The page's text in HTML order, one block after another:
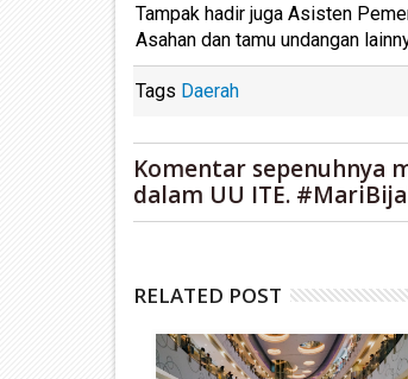
Tampak hadir juga Asisten
Asahan dan tamu undangan
Tags Daerah
Komentar sepenuhnya
dalam UU ITE.
RELATED POST